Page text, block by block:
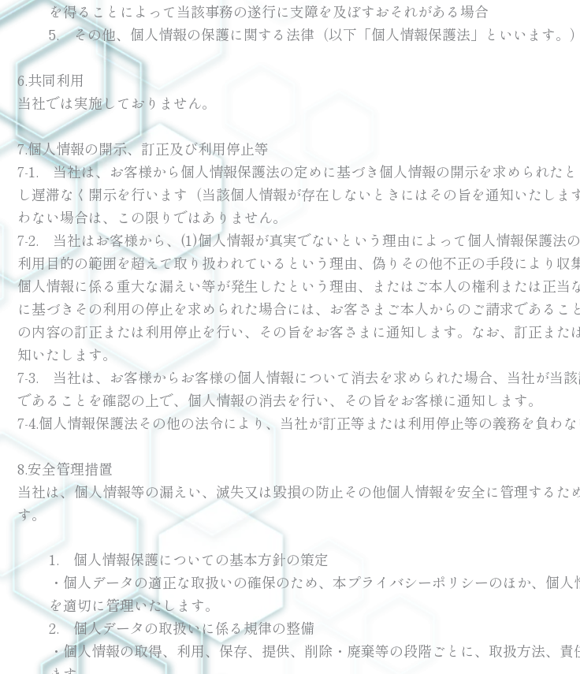
を得ることによって当該事務の遂行に支障を及ぼすおそれがある場合
5. その他、個人情報の保護に関する法律（以下「個人情報保護法」といいます。
6.共同利用
当社では実施しておりません。
7.個人情報の開示、訂正及び利用停止等
7-1. 当社は、お客様から個人情報保護法の定めに基づき個人情報の開示を求められた
し遅滞なく開示を行います（当該個人情報が存在しないときにはその旨を通知いたし
わない場合は、この限りではありません。
7-2. 当社はお客様から、(1)個人情報が真実でないという理由によって個人情報保護法
利用目的の範囲を超えて取り扱われているという理由、偽りその他不正の手段により
個人情報に係る重大な漏えい等が発生したという理由、またはご本人の権利または正
に基づきその利用の停止を求められた場合には、お客さまご本人からのご請求である
の内容の訂正または利用停止を行い、その旨をお客さまに通知します。なお、訂正ま
知いたします。
7-3. 当社は、お客様からお客様の個人情報について消去を求められた場合、当社が当
であることを確認の上で、個人情報の消去を行い、その旨をお客様に通知します。
7-4.個人情報保護法その他の法令により、当社が訂正等または利用停止等の義務を負わ
8.安全管理措置
当社は、個人情報等の漏えい、滅失又は毀損の防止その他個人情報を安全に管理する
す。
1. 個人情報保護についての基本方針の策定
・個人データの適正な取扱いの確保のため、本プライバシーポリシーのほか、個
を適切に管理いたします。
2. 個人データの取扱いに係る規律の整備
・個人情報の取得、利用、保存、提供、削除・廃棄等の段階ごとに、取扱方法、